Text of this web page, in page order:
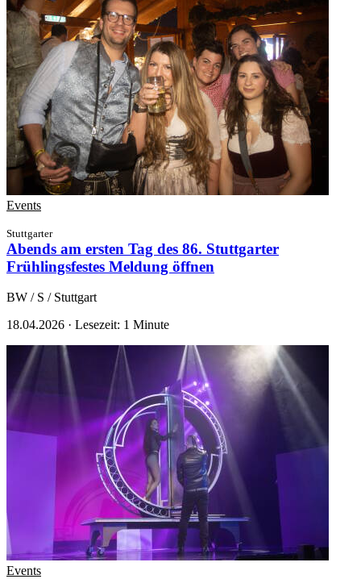
Events
Stuttgarter
Abends am ersten Tag des 86. Stuttgarter
Frühlingsfestes Meldung öffnen
BW / S / Stuttgart
18.04.2026 · Lesezeit: 1 Minute
Events